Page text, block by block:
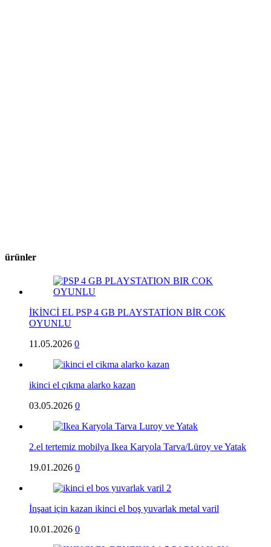
ürünler
İKİNCİ EL PSP 4 GB PLAYSTATİON BİR COK
OYUNLU
11.05.2026 0
ikinci el çıkma alarko kazan
03.05.2026 0
2.el tertemiz mobilya Ikea Karyola Tarva/Lüroy ve Yatak
19.01.2026 0
İnşaat için kazan ikinci el boş yuvarlak metal varil
10.01.2026 0